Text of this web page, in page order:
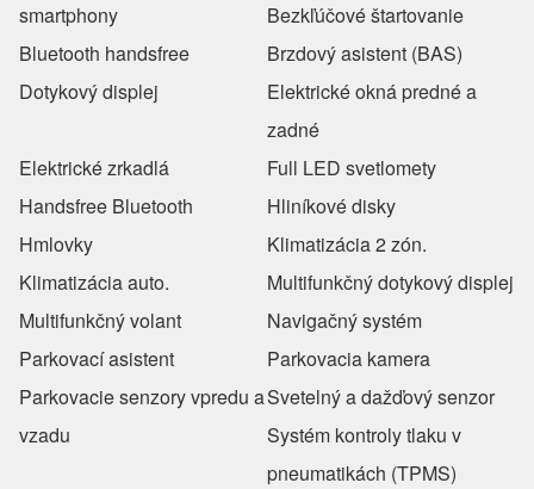
smartphony
Bezkľúčové štartovanie
Bluetooth handsfree
Brzdový asistent (BAS)
Dotykový displej
Elektrické okná predné a
zadné
Elektrické zrkadlá
Full LED svetlomety
Handsfree Bluetooth
Hliníkové disky
Hmlovky
Klimatizácia 2 zón.
Klimatizácia auto.
Multifunkčný dotykový displej
Multifunkčný volant
Navigačný systém
Parkovací asistent
Parkovacia kamera
Parkovacie senzory vpredu a
vzadu
Svetelný a dažďový senzor
Systém kontroly tlaku v
pneumatikách (TPMS)